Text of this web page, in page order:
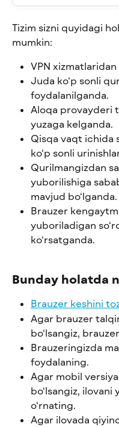
Tizim sizni quyidagi
mumkin:
VPN
Juda ko‘p sonli
foydalanilganda.
Aloqa provayderi
yuzaga kelganda.
Qisqa vaqt ichida
ko‘p sonli
Qurilmangizdan
yuborilishiga
mavjud bo‘lganda.
Brauzer
yuboriladigan
ko‘rsatganda.
Bunday holatda
Brauzer keshini
Agar brauzer
bo‘lsangiz,
Brauzeringizda
foydalaning.
Agar mobil
bo‘lsangiz,
o‘rnating.
Agar ilovada